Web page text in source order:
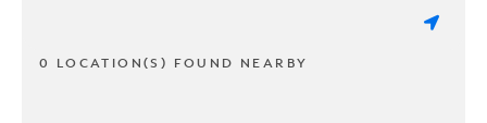
0 LOCATION(S) FOUND NEARBY